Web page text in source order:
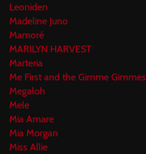
Leoniden
Madeline Juno
Mamoré
MARILYN HARVEST
Marteria
Me First and the Gimme Gimmes
Megaloh
Mele
Mia Amare
Mia Morgan
Miss Allie